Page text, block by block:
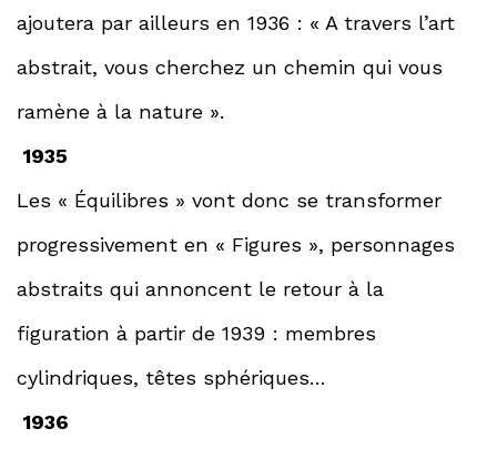
ajoutera par ailleurs en 1936 : « A travers l’art
abstrait, vous cherchez un chemin qui vous
ramène à la nature ».
1935
Les « Équilibres » vont donc se transformer
progressivement en « Figures », personnages
abstraits qui annoncent le retour à la
figuration à partir de 1939 : membres
cylindriques, têtes sphériques…
1936